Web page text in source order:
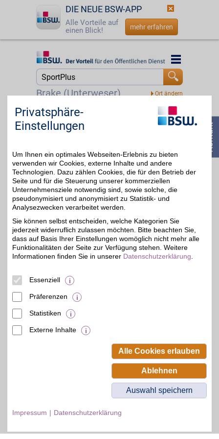
DIE NEUE BSW-APP
Alle Vorteile auf
einen Blick!
mehr erfahren
Startseite
Jetzt BSW-Mitglied werden
☎ 0800 - 279 25 82
Brake (Unterweser)
Startseite
BestChoice sport&hobby Gutschein
Zeit für Bewegung und
bis zu entspannten
Freizeitideen bietet dieser
Gutschein viele
Möglichkeiten für mehr
Abwechslung im Alltag.
Ideal, um Neues zu
entdecken. Mit BSW-
Vorteil sparen.
Zum Partnerprofil
Beamten-Selbsthilfewerk GmbH.
Alle Rechte vorbehalten.
Privatsphäre-
Einstellungen
Um Ihnen ein optimales Webseiten-Erlebnis zu bieten
verwenden wir Cookies, externe Inhalte und andere
Technologien. Dazu zählen Cookies, die für den Betrieb der
Seite und für die Steuerung unserer kommerziellen
Unternehmensziele notwendig sind, sowie solche, die
pseudonymisiert und anonymisiert zu Statistik- und
Analysezwecken verarbeitet werden.
Sie können selbst entscheiden, welche Kategorien Sie
jederzeit widerruflich zulassen möchten. Bitte beachten Sie,
dass auf Basis Ihrer Einstellungen womöglich nicht mehr alle
Funktionalitäten der Seite zur Verfügung stehen. Weitere
Informationen finden Sie in unserer Datenschutzerklärung
Essenziell
Präferenzen
Statistiken
Externe Inhalte
Alle Cookies erlauben
Ablehnen
Auswahl speichern
Impressum Datenschutzerklärung